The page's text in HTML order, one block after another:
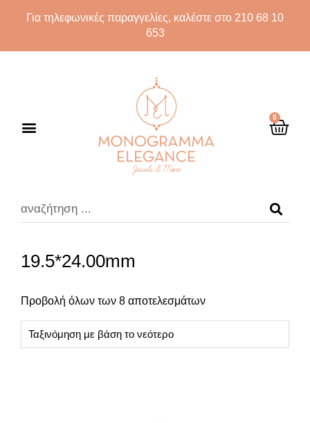
Για τηλεφωνικές παραγγελίες, καλέστε στο 210 68 10
653
0
19.5*24.00mm
Προβολή όλων των 8 αποτελεσμάτων